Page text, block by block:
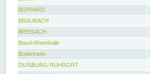
BOPPARD
BRAUBACH
BREISACH
Basel-Rheinhalle
Bodenheim
DUISBURG-RUHRORT